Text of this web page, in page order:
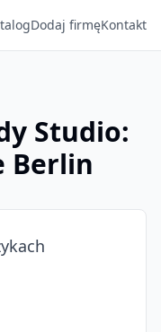
Dodaj firmęKontakt
Studio:
Berlin